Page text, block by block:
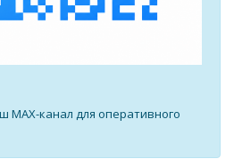
MAX-канал для оперативного